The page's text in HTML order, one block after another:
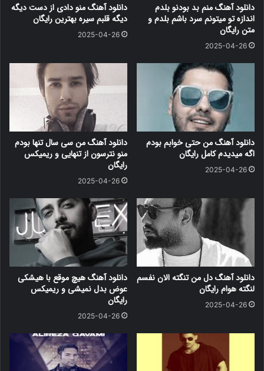
دانلود آهنگ منم بد بودنو بلدم
اندازه تو میتونم سرد باشم بلدم و
متن رایگان
2025-04-26
دانلود آهنگ منو دادی از دست دیگه
دیگه قلبم سیره بهترین رایگان
2025-04-26
دانلود آهنگ من حتی خوابم بودم
اگه میدیدم کامل رایگان
2025-04-26
دانلود آهنگ من سی سال تنها بودم
منو نترسون از تنهایی و ریمیکس
رایگان
2025-04-26
دانلود آهنگ دل من تنگته الان نفسم
لنگته هوام رایگان
2025-04-26
دانلود آهنگ هیچ موقع با هیشکی
عوض بدل نمیشی و ریمیکس
رایگان
2025-04-26